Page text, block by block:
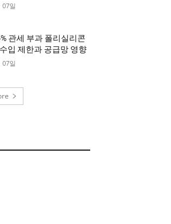
07일
관세 부과 폴리실리콘
입 제한과 공급망 영향
07일